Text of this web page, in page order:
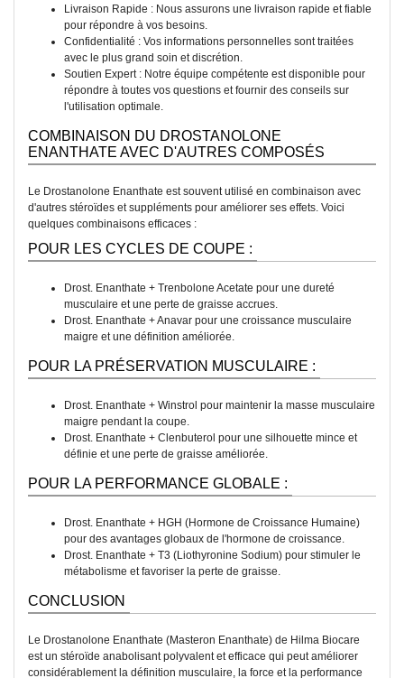
Livraison Rapide : Nous assurons une livraison rapide et fiable
pour répondre à vos besoins.
Confidentialité : Vos informations personnelles sont traitées
avec le plus grand soin et discrétion.
Soutien Expert : Notre équipe compétente est disponible pour
répondre à toutes vos questions et fournir des conseils sur
l'utilisation optimale.
COMBINAISON DU DROSTANOLONE
ENANTHATE AVEC D'AUTRES COMPOSÉS
Le Drostanolone Enanthate est souvent utilisé en combinaison avec
d'autres stéroïdes et suppléments pour améliorer ses effets. Voici
quelques combinaisons efficaces :
POUR LES CYCLES DE COUPE :
Drost. Enanthate + Trenbolone Acetate pour une dureté
musculaire et une perte de graisse accrues.
Drost. Enanthate + Anavar pour une croissance musculaire
maigre et une définition améliorée.
POUR LA PRÉSERVATION MUSCULAIRE :
Drost. Enanthate + Winstrol pour maintenir la masse musculaire
maigre pendant la coupe.
Drost. Enanthate + Clenbuterol pour une silhouette mince et
définie et une perte de graisse améliorée.
POUR LA PERFORMANCE GLOBALE :
Drost. Enanthate + HGH (Hormone de Croissance Humaine)
pour des avantages globaux de l'hormone de croissance.
Drost. Enanthate + T3 (Liothyronine Sodium) pour stimuler le
métabolisme et favoriser la perte de graisse.
CONCLUSION
Le Drostanolone Enanthate (Masteron Enanthate) de Hilma Biocare
est un stéroïde anabolisant polyvalent et efficace qui peut améliorer
considérablement la définition musculaire, la force et la performance